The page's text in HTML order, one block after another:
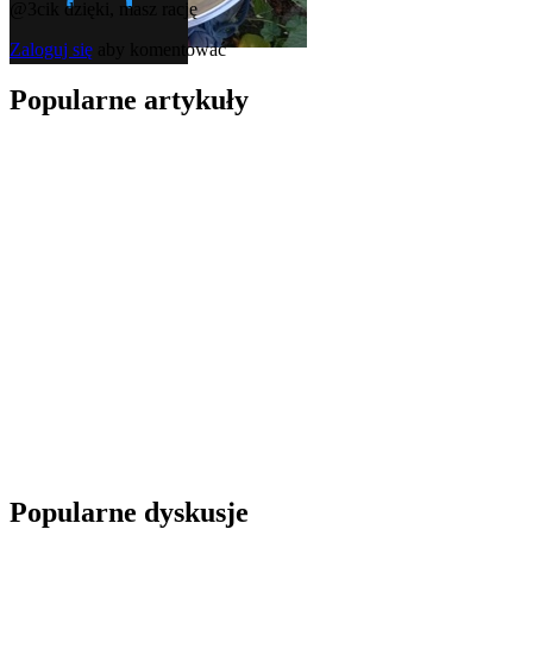
dzięki, masz rację
Zaloguj się aby komentować
Popularne artykuły
Popularne dyskusje